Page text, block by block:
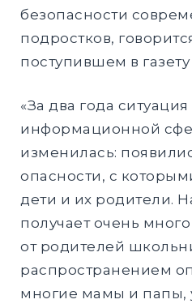
безопасности
подростков,
поступившем в
«За два года ситуация
информационной
изменилась:
опасности, с
дети и их родители.
получает очень
от родителей
распространением
многие мамы и папы,